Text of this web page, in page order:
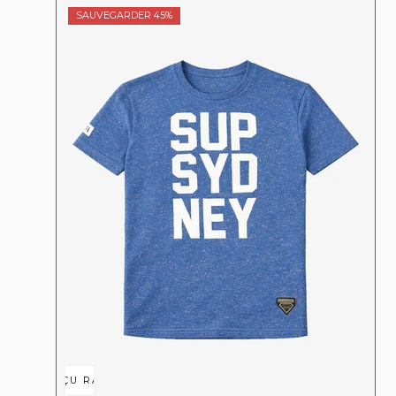
APERÇU RAPIDE
SAUVEGARDER 45%